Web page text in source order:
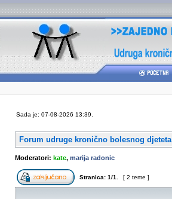
Sada je: 07-08-2026 13:39.
Forum udruge kronično bolesnog djeteta
Moderatori: kate, marija radonic
Stranica: 1/1 [ 2 teme ]